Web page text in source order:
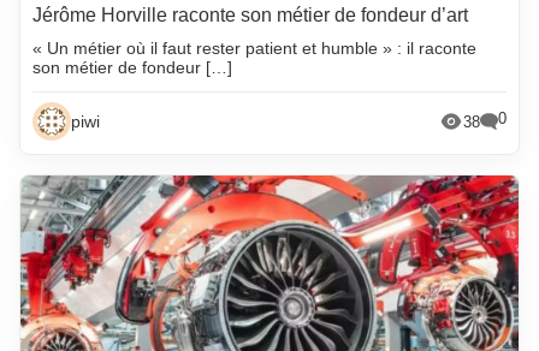
Jérôme Horville raconte son métier de fondeur d’art
« Un métier où il faut rester patient et humble » : il raconte
son métier de fondeur […]
piwi 38 0